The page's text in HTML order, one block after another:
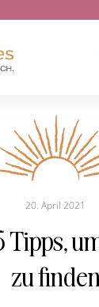
20. April 2021
zu finden